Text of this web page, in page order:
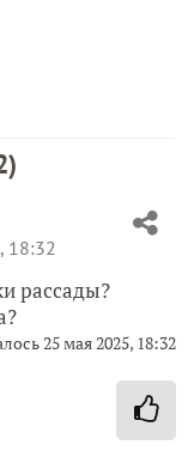
)
18:32
рассады?
25 мая 2025, 18:32